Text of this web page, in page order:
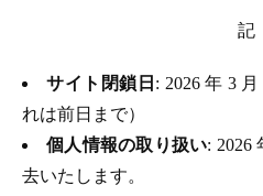
記
サイト閉鎖日 : 2026 年 3
れは前日まで）
個人情報の取り扱い: 2026
去いたします。